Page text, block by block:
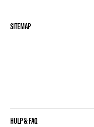
SITEMAP
HULP & FAQ